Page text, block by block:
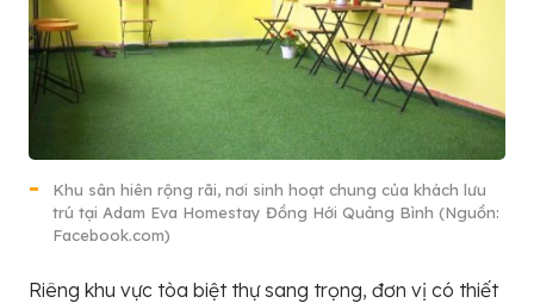
Khu sân hiên rộng rãi, nơi sinh hoạt chung của khách lưu
trú tại Adam Eva Homestay Đồng Hới Quảng Bình (Nguồn:
Facebook.com)
Riêng khu vực tòa biệt thự sang trọng, đơn vị có thiết